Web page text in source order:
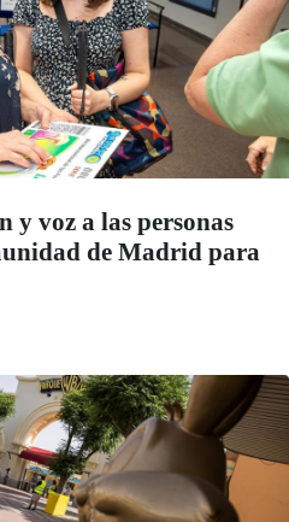
y voz a las personas
de Madrid para